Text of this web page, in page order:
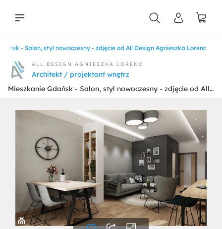
- Salon, styl nowoczesny - zdjęcie od All Design Agnieszka Lorenc
ALL DESIGN AGNIESZKA LORENC
Architekt / projektant wnętrz
Mieszkanie Gdańsk - Salon, styl nowoczesny - zdjęcie od All Design Agnieszka Lorenc